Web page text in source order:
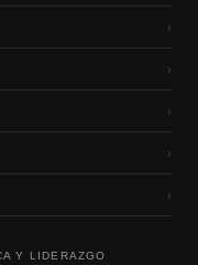
›
›
›
›
›
Y LIDERAZGO